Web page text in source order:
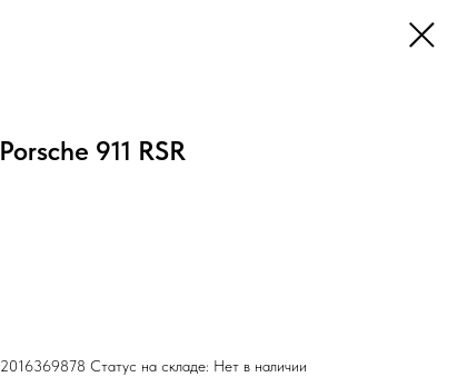
911 RSR
Статус на складе: Нет в наличии